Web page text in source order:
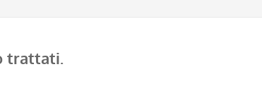
trattati.